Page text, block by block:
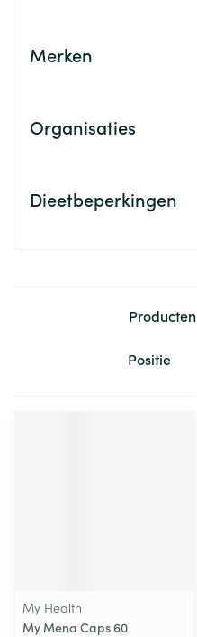
Merken
Organisaties
Dieetbeperkingen
Producten
Sorteer op:
My Health
My Mena Caps 60